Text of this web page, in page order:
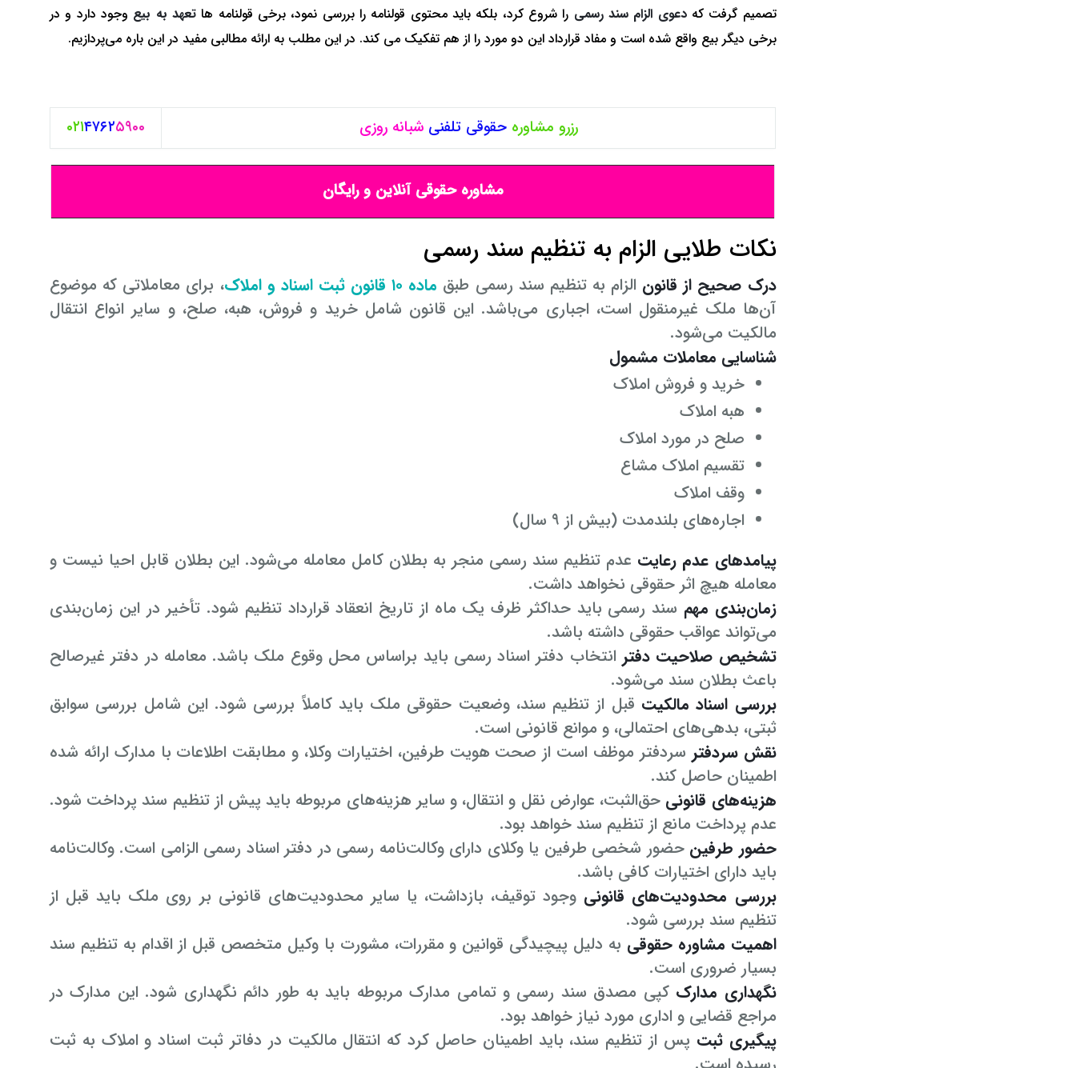
تصمیم گرفت کهدعوی الزام سند رسمی را شروع کرد، بلکه باید محتوی قولنامه را بررسی نمود، برخی قولنامه هاتعهد به بیع وجود دارد و در
برخی دیگر بیع واقع شده است و مفاد قرارداد این دو مورد را از هم تفکیک می کند. در این مطلب به ارائه مطالبی مفید در این باره می‌پردازیم.
رزرو مشاورهحقوقیتلفنی شبانه روزی ۰۲۱۴۷۶۲۵۹۰۰
مشاوره حقوقی آنلاین و رایگان
نکات طلایی الزام به تنظیم سند رسمی
درک صحیح از قانون الزام به تنظیم سند رسمی طبق ماده ۱۰ قانون ثبت اسناد و املاک
، برای معاملاتی که موضوع
آن‌ها ملک غیرمنقول است، اجباری می‌باشد. این قانون شامل خرید و فروش، هبه، صلح، و سایر انواع انتقال
مالکیت می‌شود.
شناسایی معاملات مشمول
خرید و فروش املاک
هبه املاک
صلح در مورد املاک
تقسیم املاک مشاع
وقف املاک
اجاره‌های بلندمدت (بیش از ۹ سال)
پیامدهای عدم رعایت عدم تنظیم سند رسمی منجر به بطلان کامل معامله می‌شود. این بطلان قابل احیا نیست و
معامله هیچ اثر حقوقی نخواهد داشت.
زمان‌بندی مهم سند رسمی باید حداکثر ظرف یک ماه از تاریخ انعقاد قرارداد تنظیم شود. تأخیر در این زمان‌بندی
می‌تواند عواقب حقوقی داشته باشد.
تشخیص صلاحیت دفتر انتخاب دفتر اسناد رسمی باید براساس محل وقوع ملک باشد. معامله در دفتر غیرصالح
باعث بطلان سند می‌شود.
بررسی اسناد مالکیت قبل از تنظیم سند، وضعیت حقوقی ملک باید کاملاً بررسی شود. این شامل بررسی سوابق
ثبتی، بدهی‌های احتمالی، و موانع قانونی است.
نقش سردفتر سردفتر موظف است از صحت هویت طرفین، اختیارات وکلا، و مطابقت اطلاعات با مدارک ارائه شده
اطمینان حاصل کند.
هزینه‌های قانونی حق‌الثبت، عوارض نقل و انتقال، و سایر هزینه‌های مربوطه باید پیش از تنظیم سند پرداخت شود.
عدم پرداخت مانع از تنظیم سند خواهد بود.
حضور طرفین حضور شخصی طرفین یا وکلای دارای وکالت‌نامه رسمی در دفتر اسناد رسمی الزامی است. وکالت‌نامه
باید دارای اختیارات کافی باشد.
بررسی محدودیت‌های قانونی وجود توقیف، بازداشت، یا سایر محدودیت‌های قانونی بر روی ملک باید قبل از
تنظیم سند بررسی شود.
اهمیت مشاوره حقوقی به دلیل پیچیدگی قوانین و مقررات، مشورت با وکیل متخصص قبل از اقدام به تنظیم سند
بسیار ضروری است.
نگهداری مدارک کپی مصدق سند رسمی و تمامی مدارک مربوطه باید به طور دائم نگهداری شود. این مدارک در
مراجع قضایی و اداری مورد نیاز خواهد بود.
پیگیری ثبت پس از تنظیم سند، باید اطمینان حاصل کرد که انتقال مالکیت در دفاتر ثبت اسناد و املاک به ثبت